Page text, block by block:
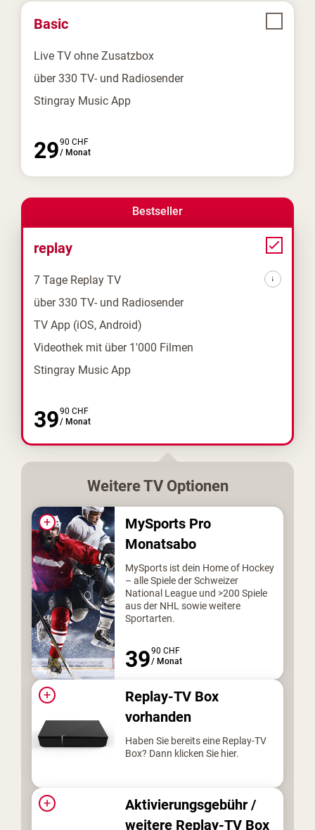
Basic
Live TV ohne Zusatzbox
über 330 TV- und Radiosender
Stingray Music App
2990 CHF
/ Monat
Bestseller
replay
7 Tage Replay TV
über 330 TV- und Radiosender
TV App (iOS, Android)
Videothek mit über 1'000 Filmen
Stingray Music App
3990 CHF
/ Monat
WeitereTVOptionen
+
MySports Pro
Monatsabo
MySports ist dein Home of Hockey
– alle Spiele der Schweizer
National League und >200 Spiele
aus der NHL sowie weitere
Sportarten.
3990 CHF
/ Monat
+
Replay-TV Box
vorhanden
Haben Sie bereits eine Replay-TV
Box? Dann klicken Sie hier.
+
Aktivierungsgebühr /
weitere Replay-TV Box